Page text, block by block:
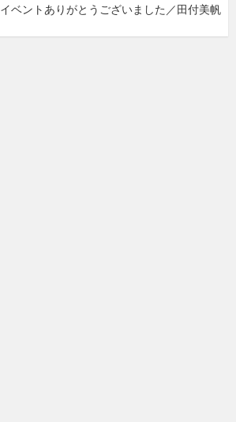
イベントありがとうございました／田付美帆